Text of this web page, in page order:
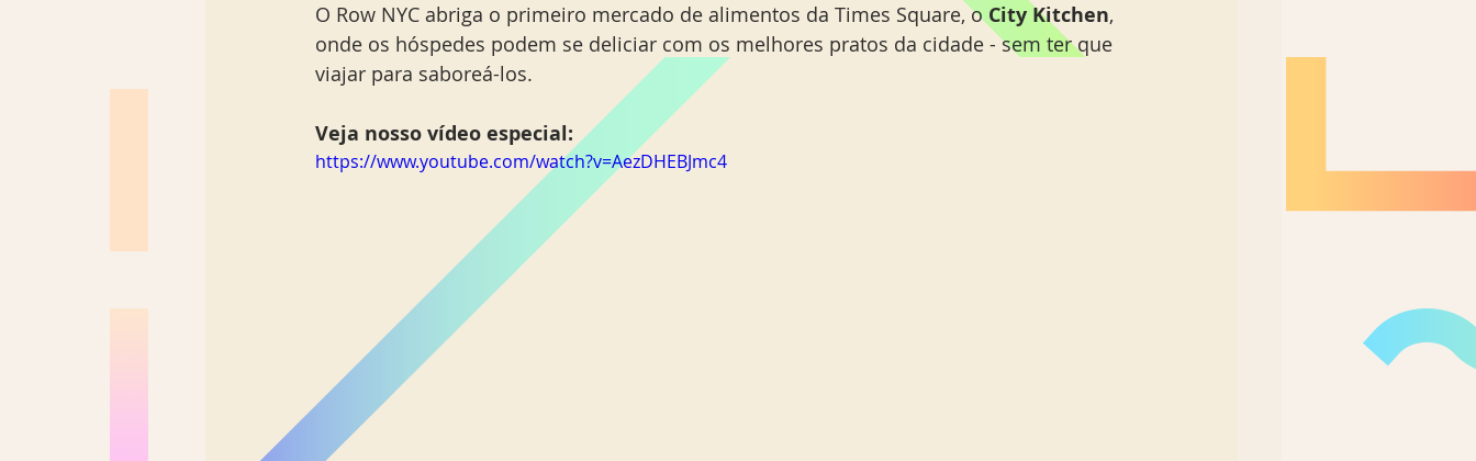
O Row NYC abriga o primeiro mercado de alimentos da Times Square, o City Kitchen,
onde os hóspedes podem se deliciar com os melhores pratos da cidade - sem ter que
viajar para saboreá-los.
Veja nosso vídeo especial:
https://www.youtube.com/watch?v=AezDHEBJmc4